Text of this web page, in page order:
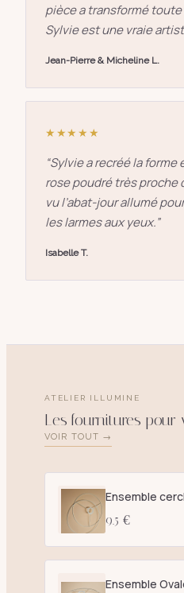
pièce a transformé toute
Sylvie est une vraie
Jean-Pierre & Micheline L.
★★★★★
“Sylvie a recréé la forme
rose poudré très proche
vu l’abat-jour allumé
les larmes aux yeux.”
Isabelle T.
ATELIER ILLUMINE
Les fournitures pour
VOIR TOUT →
9.5 €
Ensemble